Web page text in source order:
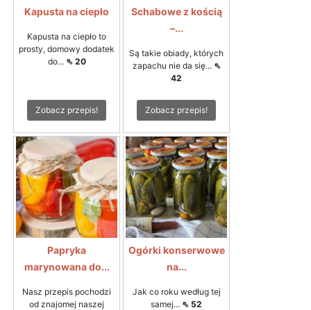
Kapusta na ciepło
Kapusta na ciepło to
prosty, domowy dodatek
do... ⇖ 20
Zobacz przepis!
Schabowe z kością
–...
Są takie obiady, których
zapachu nie da się... ⇖
42
Zobacz przepis!
Papryka
marynowana do...
Nasz przepis pochodzi
od znajomej naszej
Ogórki konserwowe
na...
Jak co roku według tej
samej... ⇖ 52